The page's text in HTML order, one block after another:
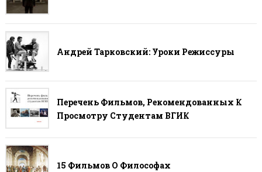
Андрей Тарковский: Уроки Режиссуры
Перечень Фильмов, Рекомендованных К
Просмотру Студентам ВГИК
15 Фильмов О Философах